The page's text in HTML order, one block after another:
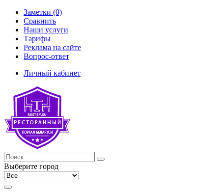
Заметки (0)
Сравнить
Наши услуги
Тарифы
Реклама на сайте
Вопрос-ответ
Личный кабинет
Выберите город